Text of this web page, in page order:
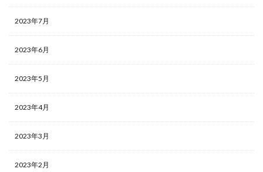
2023年7月
2023年6月
2023年5月
2023年4月
2023年3月
2023年2月